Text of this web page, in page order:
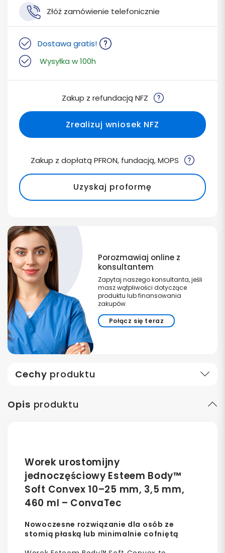
Złóż zamówienie telefonicznie
Dostawa gratis!
Wysyłka w 100h
Zakup z refundacją NFZ
Zrealizuj wniosek NFZ
Zakup z dopłatą PFRON, fundacją, MOPS
Uzyskaj proformę
Porozmawiaj online z
konsultantem
Zapytaj naszego konsultanta, jeśli
masz wątpliwości dotyczące
produktu lub finansowania
zakupów.
Połącz się teraz
Cechy produktu
Opis produktu
Worek urostomijny
jednoczęściowy Esteem Body™
Soft Convex 10–25 mm, 3,5 mm,
460 ml – ConvaTec
Nowoczesne rozwiązanie dla osób ze
stomią płaską lub minimalnie cofniętą